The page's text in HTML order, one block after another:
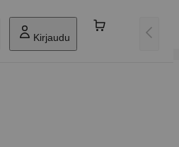
Kirjaudu